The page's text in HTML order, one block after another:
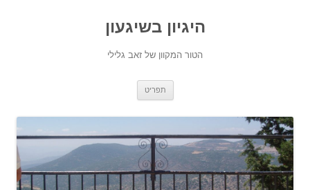
היגיון בשיגעון
הטור המקוון של זאב גלילי
תפריט